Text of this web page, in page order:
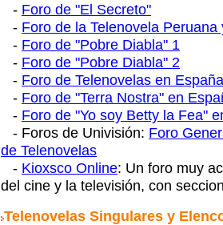
- Foro de "El Secreto"
- Foro de la Telenovela
- Foro de "Pobre Diabla" 1
- Foro de "Pobre Diabla" 2
- Foro de Telenovelas en España
- Foro de "Terra Nostra" en
- Foro de "Yo soy Betty la Fea"
- Foros de Univisión: Foro
de Telenovelas
- Kioxsco Online: Un foro muy
del cine y la televisión, con
Telenovelas Singulares y